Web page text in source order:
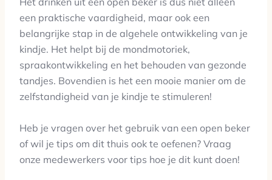
een praktische vaardigheid, maar ook een
belangrijke stap in de algehele ontwikkeling van je
kindje. Het helpt bij de mondmotoriek,
spraakontwikkeling en het behouden van gezonde
tandjes. Bovendien is het een mooie manier om de
zelfstandigheid van je kindje te stimuleren!
Heb je vragen over het gebruik van een open beker
of wil je tips om dit thuis ook te oefenen? Vraag
onze medewerkers voor tips hoe je dit kunt doen!